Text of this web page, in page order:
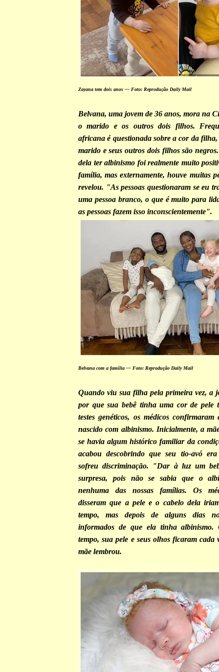
Zayana tem dois anos — Foto: Reprodução Daily Mail
Belvana, uma jovem de 36 anos, mora na
o marido e os outros dois filhos.
africana é questionada sobre a cor da filha,
marido e seus outros dois filhos são
dela ter albinismo foi realmente muito
família, mas externamente, houve muitas
revelou. "As pessoas questionaram se eu
uma pessoa branco, o que é muito para
as pessoas fazem isso inconscientemente".
Belvana com a família — Foto: Reprodução Daily Mail
Quando viu sua filha pela primeira vez, a
por que sua bebê tinha uma cor de pele
testes genéticos, os médicos
nascido com albinismo. Inicialmente, a
se havia algum histórico familiar da
acabou descobrindo que seu tio-avó
sofreu discriminação. "Dar à luz um
surpresa, pois não se sabia que o
nenhuma das nossas famílias. Os
disseram que a pele e o cabelo dela
tempo, mas depois de alguns dias
informados de que ela tinha albinismo.
tempo, sua pele e seus olhos ficaram cada
mãe lembrou.